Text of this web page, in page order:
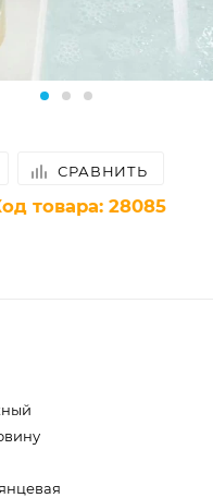
СРАВНИТЬ
товара: 28085